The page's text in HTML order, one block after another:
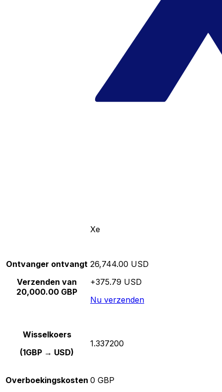
Xe
Ontvanger ontvangt
Verzenden van
20,000.00 GBP
26,744.00 USD
+375.79 USD
Nu verzenden
Wisselkoers
(1GBP → USD)
1.337200
Overboekingskosten 0 GBP